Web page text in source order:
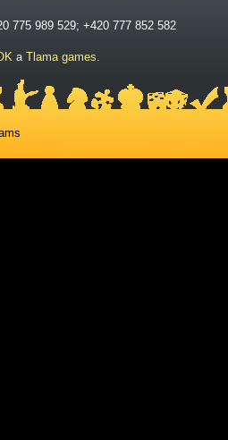
775 989 529; +420 777 852 582
a Tlama games.